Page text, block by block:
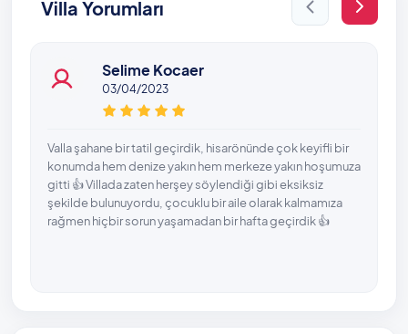
Villa Yorumları
Selime Kocaer
03/04/2023
Valla şahane bir tatil geçirdik, hisarönünde çok keyifli bir
konumda hem denize yakın hem merkeze yakın hoşumuza
gitti 👍 Villada zaten herşey söylendiği gibi eksiksiz
şekilde bulunuyordu, çocuklu bir aile olarak kalmamıza
rağmen hiçbir sorun yaşamadan bir hafta geçirdik 👍